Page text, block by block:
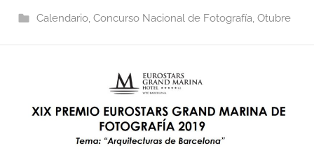
Calendario, Concurso Nacional de Fotografía, Otubre